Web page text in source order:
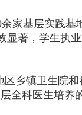
家基层实践基
著，学生执
乡镇卫生院和
全科医生培养